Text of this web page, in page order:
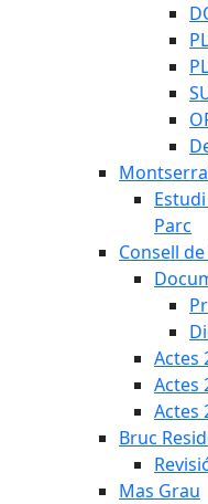
Parc
Consell
Actes
Actes
Actes
Bruc
Mas Grau